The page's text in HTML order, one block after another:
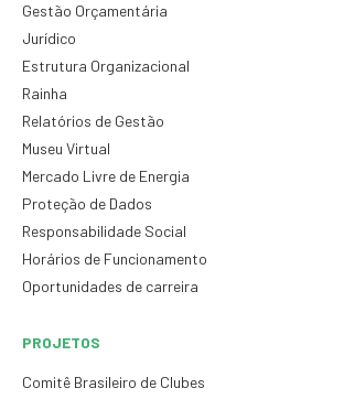
Gestão Orçamentária
Jurídico
Estrutura Organizacional
Rainha
Relatórios de Gestão
Museu Virtual
Mercado Livre de Energia
Proteção de Dados
Responsabilidade Social
Horários de Funcionamento
Oportunidades de carreira
PROJETOS
Comitê Brasileiro de Clubes